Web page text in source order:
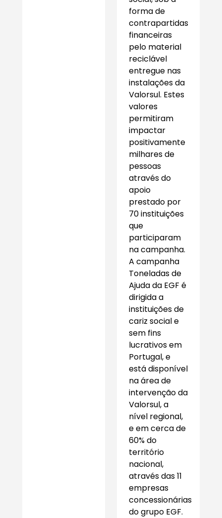
forma de
contrapartidas
financeiras
pelo material
reciclável
entregue nas
instalações da
Valorsul. Estes
valores
permitiram
impactar
positivamente
milhares de
pessoas
através do
apoio
prestado por
70 instituições
que
participaram
na campanha.
A campanha
Toneladas de
Ajuda da EGF é
dirigida a
instituições de
cariz social e
sem fins
lucrativos em
Portugal, e
está disponível
na área de
intervenção da
Valorsul, a
nível regional,
e em cerca de
60% do
território
nacional,
através das 11
empresas
concessionárias
do grupo EGF.